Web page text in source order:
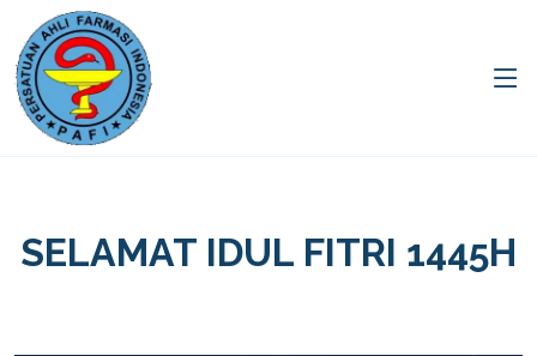
SELAMAT IDUL FITRI 1445H